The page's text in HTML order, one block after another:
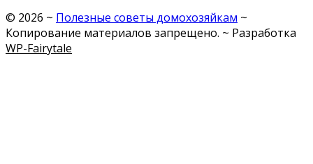
© 2026 ~ Полезные советы домохозяйкам ~
Копирование материалов запрещено. ~ Разработка
WP-Fairytale